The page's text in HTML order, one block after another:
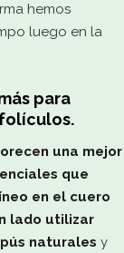
hemos
luego en la
para
una mejor
que
en el cuero
lado utilizar
naturales y